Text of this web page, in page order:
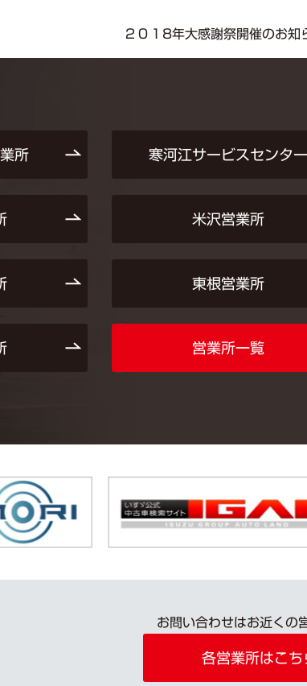
２０１8年大感謝祭開催のお知
所 寒河江サービスセンター
米沢営業所
東根営業所
営業所一覧
お問い合わせはお近くの
各営業所はこち